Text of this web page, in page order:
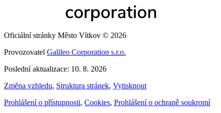
Oficiální stránky Město Vítkov © 2026
Provozovatel Galileo Corporation s.r.o.
Poslední aktualizace: 10. 8. 2026
Změna vzhledu, Struktura stránek, Vytisknout
Prohlášení o přístupnosti, Cookies, Prohlášení o ochraně soukromí